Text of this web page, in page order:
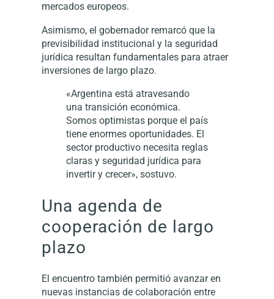
mercados europeos.
Asimismo, el gobernador remarcó que la
previsibilidad institucional y la seguridad
jurídica resultan fundamentales para atraer
inversiones de largo plazo.
«Argentina está atravesando
una transición económica.
Somos optimistas porque el país
tiene enormes oportunidades. El
sector productivo necesita reglas
claras y seguridad jurídica para
invertir y crecer», sostuvo.
Una agenda de
cooperación de largo
plazo
El encuentro también permitió avanzar en
nuevas instancias de colaboración entre